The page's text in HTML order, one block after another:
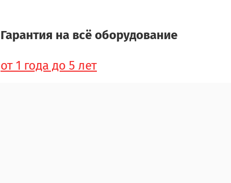
Гарантия на всё оборудование
от 1 года до 5 лет